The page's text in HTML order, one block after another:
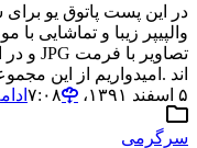
والپیپر زیبا و تماشایی
اند .امیدواریم از این
۵ اسفند ۱۳۹۱،‏ ۷:۰۸
سرگرمی